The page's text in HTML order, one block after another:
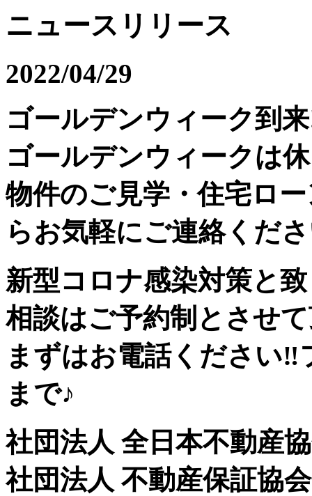
ニュースリリース
2022/04/29
ゴールデンウィーク到
ゴールデンウィークは
物件のご見学・住宅ロ
らお気軽にご連絡くだ
新型コロナ感染対策と
相談はご予約制とさせ
まずはお電話ください‼
まで♪
社団法人 全日本不動産
社団法人 不動産保証協